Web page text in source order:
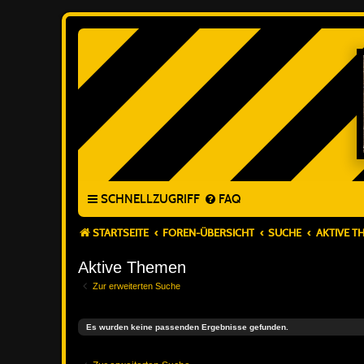
SCHNELLZUGRIFF FAQ
STARTSEITE FOREN-ÜBERSICHT SUCHE AKTIVE
Aktive Themen
Zur erweiterten Suche
Es wurden keine passenden Ergebnisse gefunden.